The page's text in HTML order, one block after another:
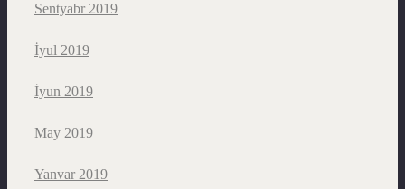
Sentyabr 2019
İyul 2019
İyun 2019
May 2019
Yanvar 2019